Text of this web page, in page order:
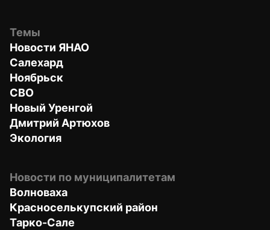
Темы
Новости ЯНАО
Салехард
Ноябрьск
СВО
Новый Уренгой
Дмитрий Артюхов
Экология
Новости по муниципалитетам
Волноваха
Красноселькупский район
Тарко-Сале